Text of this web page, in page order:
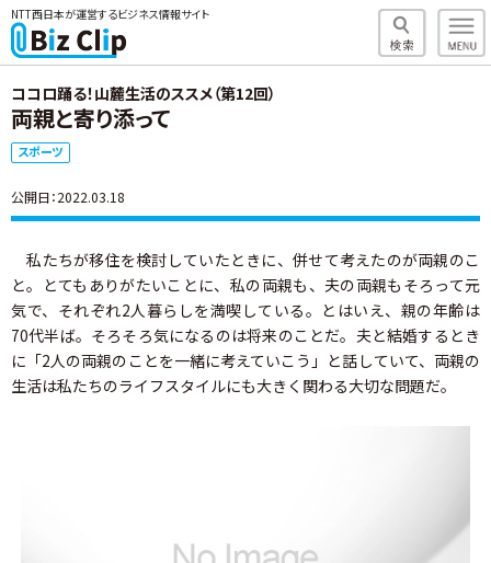
NTT西日本が運営するビジネス情報サイト
ココロ踊る！山麓生活のススメ（第12回）
両親と寄り添って
スポーツ
公開日：2022.03.18
私たちが移住を検討していたときに、併せて考えたのが両親のこ
と。とてもありがたいことに、私の両親も、夫の両親もそろって元
気で、それぞれ2人暮らしを満喫している。とはいえ、親の年齢は
70代半ば。そろそろ気になるのは将来のことだ。夫と結婚するとき
に「2人の両親のことを一緒に考えていこう」と話していて、両親の
生活は私たちのライフスタイルにも大きく関わる大切な問題だ。